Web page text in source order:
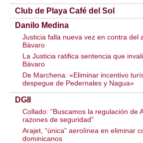
Club de Playa Café del Sol
Danilo Medina
Justicia falla nueva vez en contra del
Bávaro
La Justicia ratifica sentencia que
Bávaro
De Marchena: «Eliminar incentivo
despegue de Pedernales y Nagua»
DGII
Collado: “Buscamos la regulación de
razones de seguridad”
Arajet, “única” aerolínea en eliminar
dominicanos